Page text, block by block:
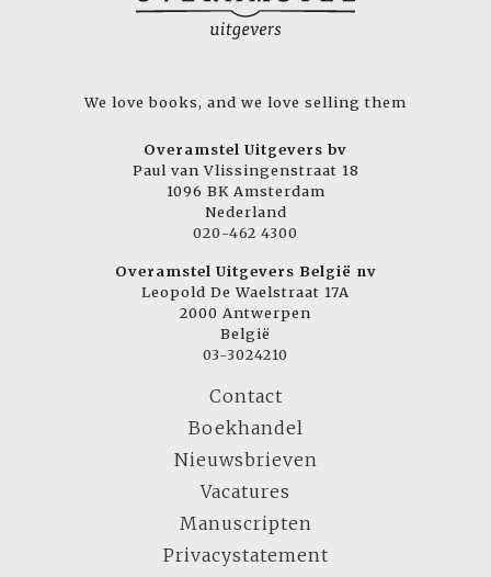
We love books, and we love selling them
Overamstel Uitgevers bv
Paul van Vlissingenstraat 18
1096 BK Amsterdam
Nederland
020-462 4300
Overamstel Uitgevers België nv
Leopold De Waelstraat 17A
2000 Antwerpen
België
03-3024210
Contact
Boekhandel
Nieuwsbrieven
Vacatures
Manuscripten
Privacystatement